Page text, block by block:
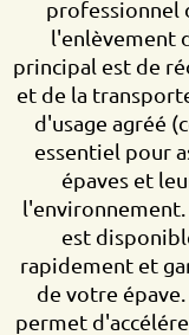
professionnel
l'enlèvement
principal est de
et de la
d'usage agréé
essentiel pour
épaves et
l'environnement.
est
rapidement et
de votre
permet